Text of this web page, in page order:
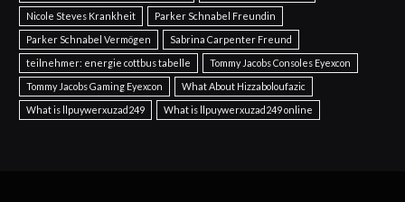
Nicole Steves Krankheit
Parker Schnabel Freundin
Parker Schnabel Vermögen
Sabrina Carpenter Freund
teilnehmer: energie cottbus tabelle
Tommy Jacobs Consoles Eyexcon
Tommy Jacobs Gaming Eyexcon
What About Hizzaboloufazic
What is llpuywerxuzad249
What is llpuywerxuzad249 online